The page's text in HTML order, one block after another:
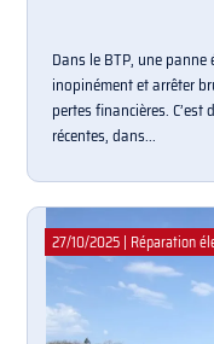
Dans le BTP, une
inopinément et arrêter
pertes financières.
récentes, dans...
27/10/2025 | Réparation